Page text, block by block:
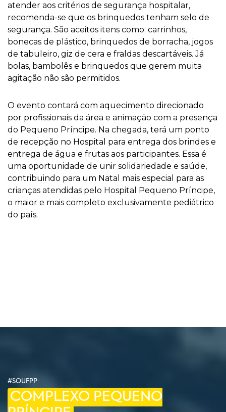
atender aos critérios de segurança hospitalar,
recomenda-se que os brinquedos tenham selo de
segurança. São aceitos itens como: carrinhos,
bonecas de plástico, brinquedos de borracha, jogos
de tabuleiro, giz de cera e fraldas descartáveis. Já
bolas, bambolês e brinquedos que gerem muita
agitação não são permitidos.
O evento contará com aquecimento direcionado
por profissionais da área e animação com a presença
do Pequeno Príncipe. Na chegada, terá um ponto
de recepção no Hospital para entrega dos brindes e
entrega de água e frutas aos participantes. Essa é
uma oportunidade de unir solidariedade e saúde,
contribuindo para um Natal mais especial para as
crianças atendidas pelo Hospital Pequeno Príncipe,
o maior e mais completo exclusivamente pediátrico
do país.
#SOUFPP
COMPLEXO PEQUENO